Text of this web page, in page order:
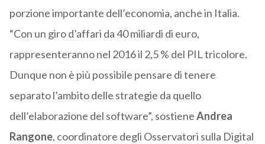
porzione importante dell’economia, anche in Italia.
“Con un giro d’affari da 40 miliardi di euro,
rappresenteranno nel 2016 il 2,5 % del PIL tricolore.
Dunque non è più possibile pensare di tenere
separato l’ambito delle strategie da quello
dell’elaborazione del software”, sostieneAndrea
Rangone, coordinatore degli Osservatori sulla Digital